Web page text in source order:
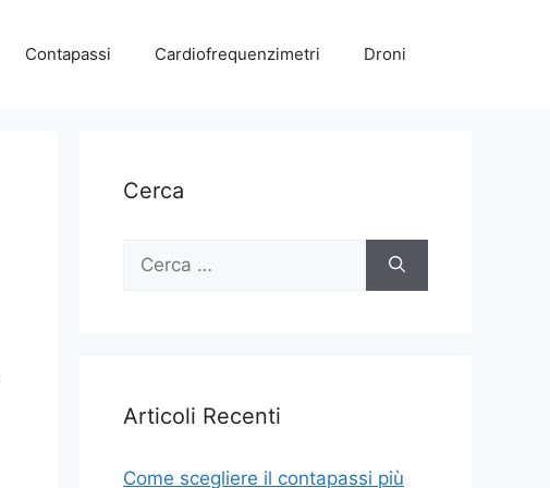
Contapassi Cardiofrequenzimetri Droni
Cerca
Ricerca
Articoli Recenti
Come scegliere il contapassi più